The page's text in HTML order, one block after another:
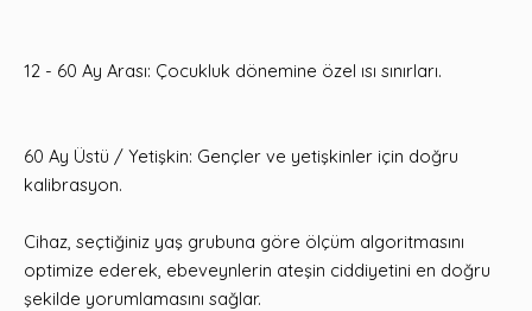
12 - 60 Ay Arası: Çocukluk dönemine özel ısı sınırları.
60 Ay Üstü / Yetişkin: Gençler ve yetişkinler için doğru
kalibrasyon.
Cihaz, seçtiğiniz yaş grubuna göre ölçüm algoritmasını
optimize ederek, ebeveynlerin ateşin ciddiyetini en doğru
şekilde yorumlamasını sağlar.